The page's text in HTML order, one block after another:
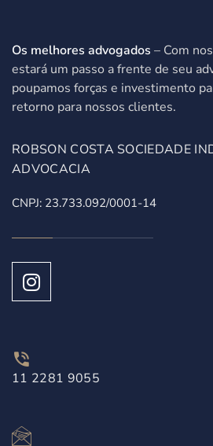
Os melhores advogados – Com
estará um passo a frente de seu
poupamos forças e investimento
retorno para nossos clientes.
ROBSON COSTA SOCIEDADE
ADVOCACIA
CNPJ: 23.733.092/0001-14
11 2281 9055